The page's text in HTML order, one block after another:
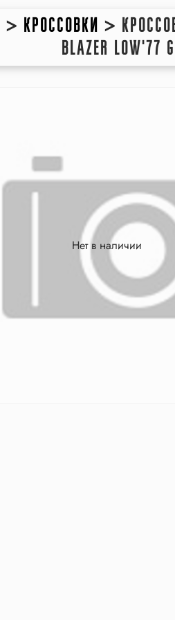
> КРОССОВКИ >
BLAZER LOW'77
Нет в наличии